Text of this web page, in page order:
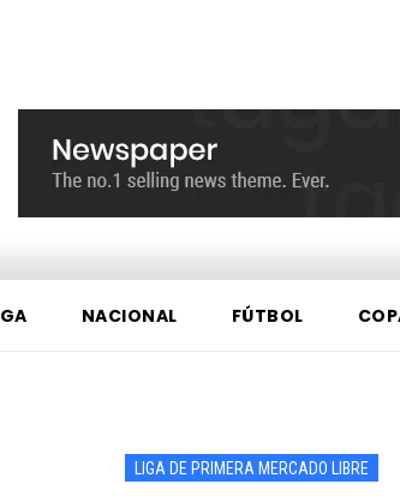
NACIONAL FÚTBOL
LIGA DE PRIMERA MERCADO LIBRE